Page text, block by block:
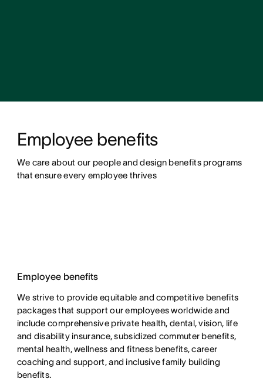
Employee benefits
We care about our people and design benefits programs
that ensure every employee thrives
Employee benefits
We strive to provide equitable and competitive benefits
packages that support our employees worldwide and
include comprehensive private health, dental, vision, life
and disability insurance, subsidized commuter benefits,
mental health, wellness and fitness benefits, career
coaching and support, and inclusive family building
benefits.